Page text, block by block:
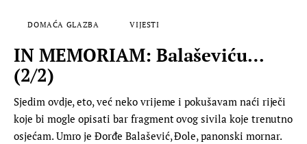
DOMAĆA GLAZBA VIJESTI
IN MEMORIAM: Balaševiću…
(2/2)
Sjedim ovdje, eto, već neko vrijeme i pokušavam naći riječi
koje bi mogle opisati bar fragment ovog sivila koje trenutno
osjećam. Umro je Đorđe Balašević, Đole, panonski mornar.